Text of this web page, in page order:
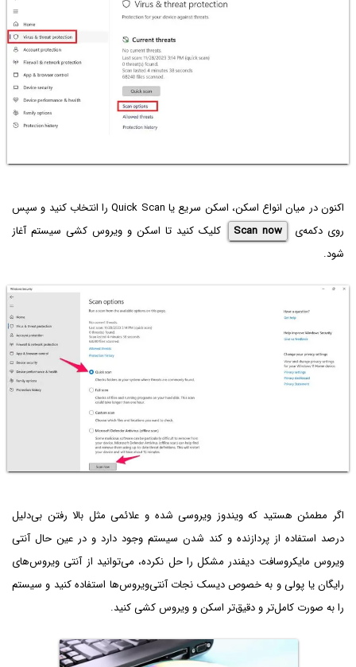
اکنون در میان انواع اسکن، اسکن سریع یا Quick Scan را انتخاب کنید و سپس
روی دکمه‌ی
Scan now
کلیک کنید تا اسکن و ویروس کشی سیستم آغاز
شود.
اگر مطمئن هستید که ویندوز ویروسی شده و علائمی مثل بالا رفتن بی‌دلیل
درصد استفاده از پردازنده و کند شدن سیستم وجود دارد و در عین حال آنتی
ویروس مایکروسافت دیفندر مشکل را حل نکرده، می‌توانید از آنتی ویروس‌های
رایگان یا پولی و به خصوص دیسک نجات آنتی‌ویروس‌ها استفاده کنید و سیستم
را به صورت کامل‌تر و دقیق‌تر اسکن و ویروس کشی کنید.